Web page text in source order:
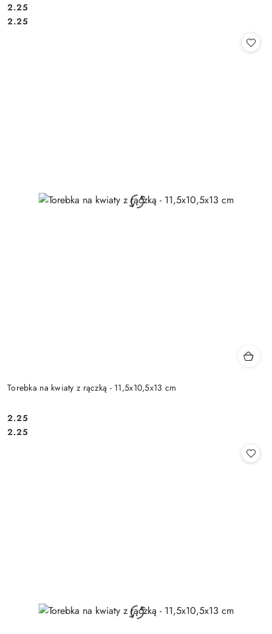
Cena:
2.25
Cena:
2.25
Torebka na kwiaty z rączką - 11,5x10,5x13 cm
Cena:
2.25
Cena:
2.25